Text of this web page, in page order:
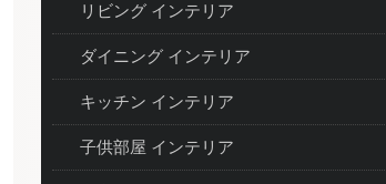
リビング インテリア
ダイニング インテリア
キッチン インテリア
子供部屋 インテリア